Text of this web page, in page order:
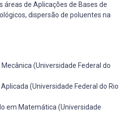
áreas de Aplicações de Bases de
dispersão de poluentes na
(Universidade Federal do
(Universidade Federal do Rio
em Matemática (Universidade